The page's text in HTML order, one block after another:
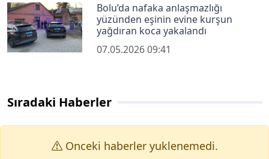
Bolu’da nafaka anlaşmazlığı
yüzünden eşinin evine kurşun
yağdıran koca yakalandı
07.05.2026 09:41
Sıradaki Haberler
Onceki haberler yuklenemedi.